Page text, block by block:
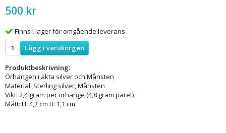
500 kr
Finns i lager för omgående leverans
Lägg i varukorgen
Produktbeskrivning:
Örhängen i äkta silver och Månsten
Material: Sterling silver, Månsten
Vikt: 2,4 gram per örhänge (4,8 gram paret)
Mått: H: 4,2 cm B: 1,1 cm